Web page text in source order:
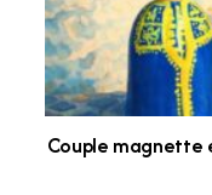
Couple magnette